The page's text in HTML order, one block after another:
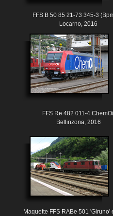
FFS B 50 85 21-73 345-3
Locarno, 2016
FFS Re 482 011-4
Bellinzona, 2016
Maquette FFS RABe 501 'Giruno'